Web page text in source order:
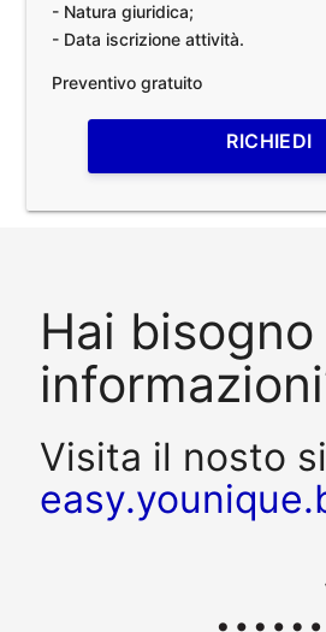
- Natura giuridica;
- Data iscrizione attività.
Preventivo gratuito
RICHIEDI
Hai
Visita il nosto